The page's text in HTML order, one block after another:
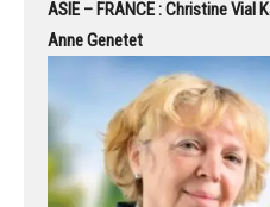
ASIE – FRANCE : Christine Vial
Anne Genetet